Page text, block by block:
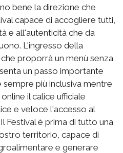
bene la direzione che
capace di accogliere tutti,
e all'autenticità che da
L'ingresso della
proporrà un menù senza
un passo importante
più inclusiva mentre
il calice ufficiale
e veloce l'accesso al
Festival è prima di tutto una
territorio, capace di
e generare